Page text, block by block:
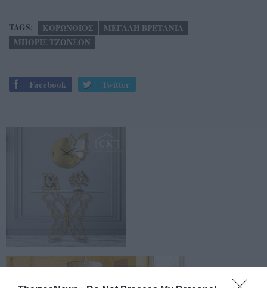
TAGS: ΚΟΡΩΝΟΪΟΣ
ΜΕΓΑΛΗ ΒΡΕΤΑΝΙΑ
ΜΠΟΡΙΣ ΤΖΟΝΣΟΝ
Facebook Twitter